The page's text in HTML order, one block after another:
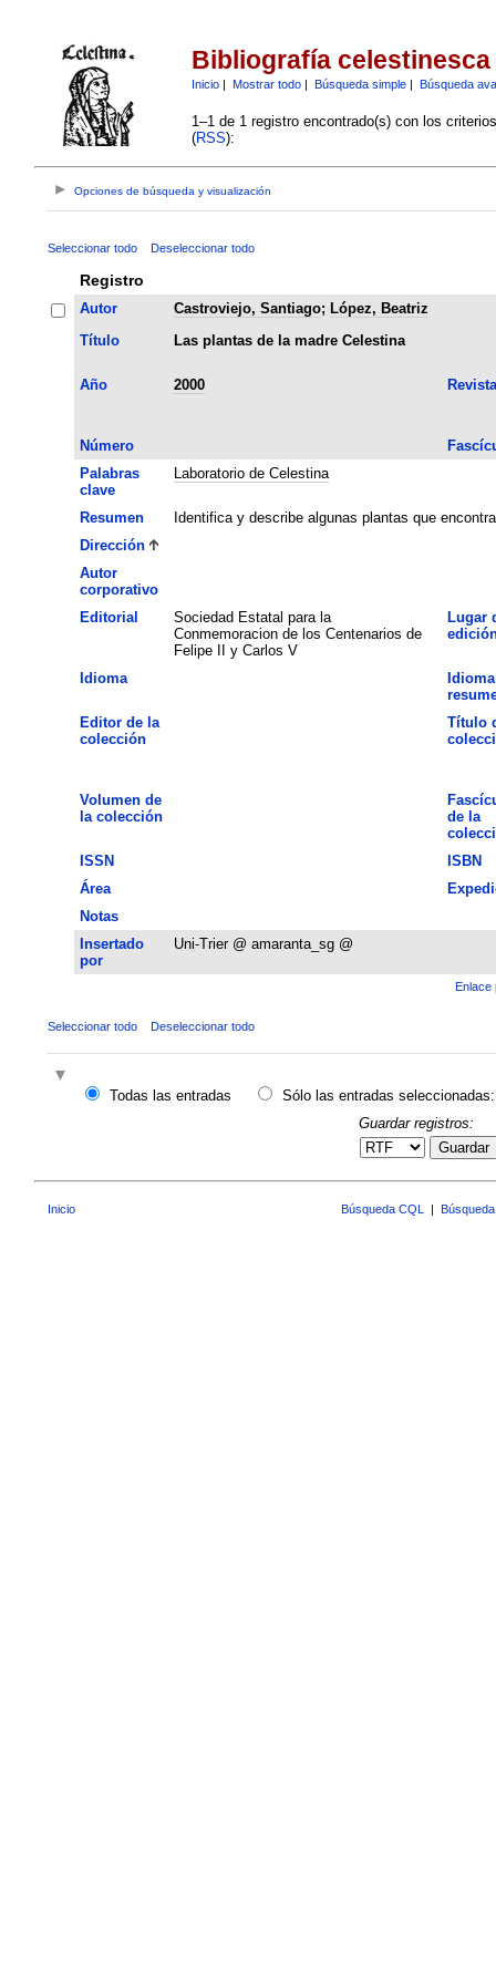
Bibliografía celestinesca
Inicio| Mostrar todo| Búsqueda simple| Búsqueda
1–1 de 1 registro encontrado(s) con los
(RSS):
Opciones de búsqueda y visualización
Seleccionar todo Deseleccionar todo
Registro
Autor Castroviejo, Santiago; López, Beatriz
Título
Las plantas de la madre Celestina
Año 2000 Revista
Número
Palabras
clave
Laboratorio de Celestina
Resumen
Identifica y describe algunas plantas que
Dirección
Autor
corporativo
Editorial
Sociedad Estatal para la
Conmemoracion de los Centenarios de
Felipe II y Carlos V
Lugar
Idioma
Editor de la
colección
Título
Volumen de
la colección
de la
ISSN
ISBN
Área
Notas
Insertado
por
Uni-Trier @ amaranta_sg @
Enlace
Seleccionar todo Deseleccionar todo
Todas las entradas
Sólo las entradas seleccionadas:
Guardar registros:
Guardar
Inicio Búsqueda CQL